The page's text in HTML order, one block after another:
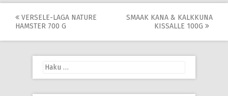
Post
VERSELE-LAGA NATURE
HAMSTER 700 G
SMAAK KANA & KALKKUNA
KISSALLE 100G
Haku: